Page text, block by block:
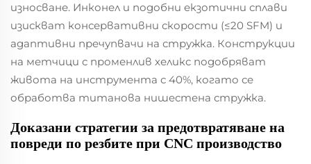
износване. Инконел и подобни екзотични сплави
изискват консервативни скорости (≤20 SFM) и
адаптивни пречупвачи на стружка. Конструкции
на метчици с променлив хеликс подобряват
живота на инструмента с 40%, когато се
обработва титанова нишестена стружка.
Доказани стратегии за предотвратяване на
повреди по резбите при CNC производство